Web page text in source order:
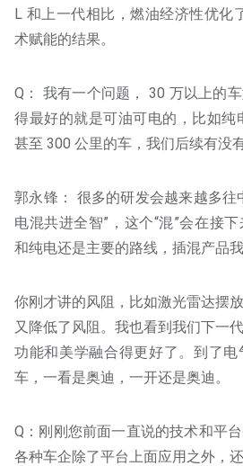
L 和上一代相比，燃油经济性优化
术赋能的结果。
Q： 我有一个问题， 30 万以上的
得最好的就是可油可电的，比如纯
甚至 300 公里的车，我们后续有没
郭永锋： 很多的研发会越来越多往
电混共进全智”，这个“混”会在接
和纯电还是主要的路线，插混产品
你刚才讲的风阻，比如激光雷达摆
又降低了风阻。我也看到我们下一
功能和美学融合得更好了。到了
车，一看是奥迪，一开还是奥迪。
Q：刚刚您前面一直说的技术和平
各种车企除了平台上面应用之外，